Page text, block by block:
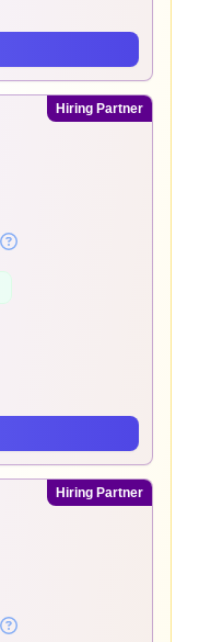
Hiring Partner
Hiring Partner